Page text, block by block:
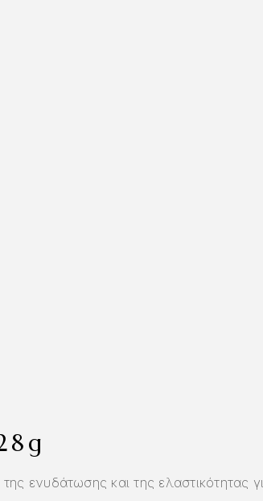
ενυδάτωσης και της ελαστικότητας